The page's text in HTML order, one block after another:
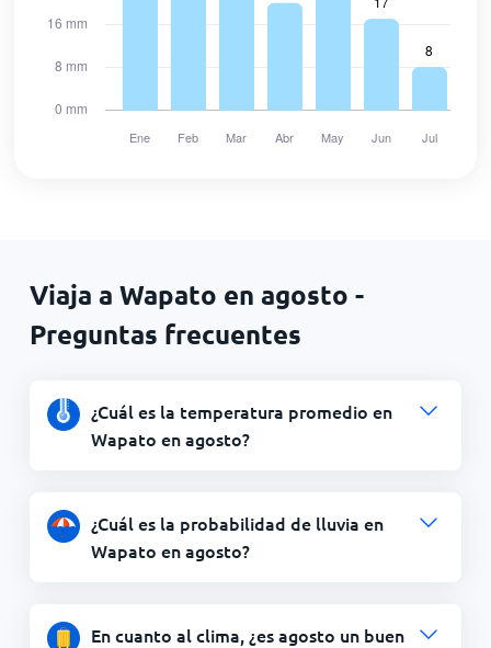
Viaja a Wapato en agosto -
Preguntas frecuentes
¿Cuál es la temperatura promedio en
Wapato en agosto?
¿Cuál es la probabilidad de lluvia en
Wapato en agosto?
En cuanto al clima, ¿es agosto un buen